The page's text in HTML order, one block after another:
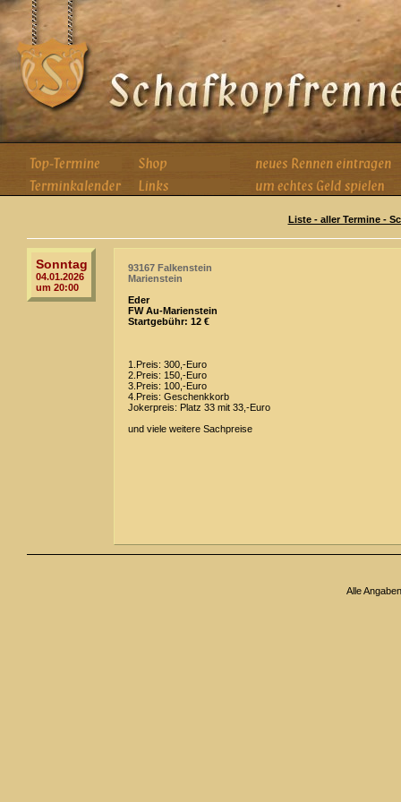
Liste - aller Termine -
Sonntag
04.01.2026
um 20:00
93167 Falkenstein
Marienstein
Eder
FW Au-Marienstein
Startgebühr: 12 €
1.Preis: 300,-Euro
2.Preis: 150,-Euro
3.Preis: 100,-Euro
4.Preis: Geschenkkorb
Jokerpreis: Platz 33 mit 33,-Euro
und viele weitere Sachpreise
Alle